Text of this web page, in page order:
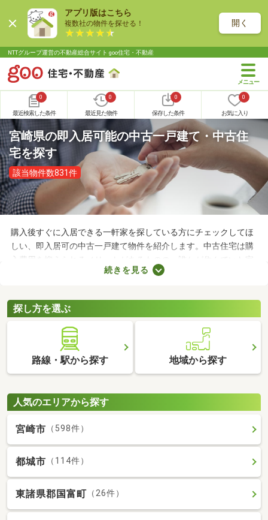
アプリ版はこちら
複数社の物件を探せる！ 開く
NTTグループ運営の不動産総合サイト goo住宅・不動産
0
最近検索した条件
0
最近見た物件
0
保存した条件
0
お気に入り
宮崎県の即入居可能の中古一戸建て・中古住
宅を探す
該当物件数831件
購入後すぐに入居できる一軒家を探している方にチェックしてほ
しい、即入居可の中古一戸建て物件を紹介します。中古住宅は購
入費用を抑えられるメリットがあるものの、誰かが住んでいた家
なのでクリーニングが必須。即入居可の物件はクリーニング済み
ならない方は、即入居可の物件から気になる家を見つけてくださ
いね。
続きを見る
探し方を選ぶ
路線・駅から探す 地域から探す
人気のエリアから探す
宮崎市 （598件）
都城市 （114件）
東諸県郡国富町 （26件）